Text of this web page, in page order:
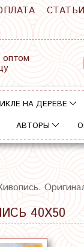
СТАТЬИ
НА ДЕРЕВЕ
АВТОРЫ
40Х50